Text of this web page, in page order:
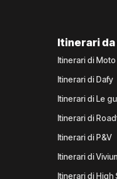
Itinerari
Itinerari di
Itinerari di Dafy
Itinerari di Le
Itinerari di
Itinerari di P&V
Itinerari di
Itinerari di High